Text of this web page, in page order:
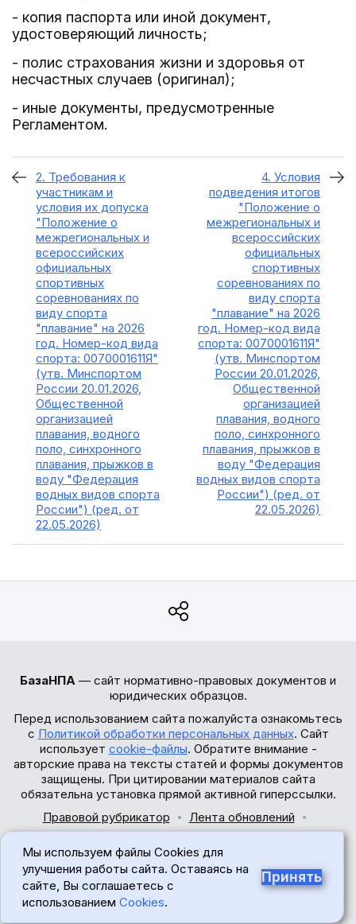
- копия паспорта или иной документ,
удостоверяющий личность;
- полис страхования жизни и здоровья от
несчастных случаев (оригинал);
- иные документы, предусмотренные
Регламентом.
2. Требования к
участникам и
условия их допуска
"Положение о
межрегиональных и
всероссийских
официальных
спортивных
соревнованиях по
виду спорта
"плавание" на 2026
год. Номер-код вида
спорта: 0070001611Я"
(утв. Минспортом
России 20.01.2026,
Общественной
организацией
плавания, водного
поло, синхронного
плавания, прыжков в
воду "Федерация
водных видов спорта
России") (ред. от
22.05.2026)
4. Условия
подведения итогов
"Положение о
межрегиональных и
всероссийских
официальных
спортивных
соревнованиях по
виду спорта
"плавание" на 2026
год. Номер-код вида
спорта: 0070001611Я"
(утв. Минспортом
России 20.01.2026,
Общественной
организацией
плавания, водного
поло, синхронного
плавания, прыжков в
воду "Федерация
водных видов спорта
России") (ред. от
22.05.2026)
БазаНПА — сайт нормативно-правовых документов и
юридических образцов.
Перед использованием сайта пожалуйста ознакомьтесь
с Политикой обработки персональных данных. Сайт
использует cookie-файлы. Обратите внимание -
авторские права на тексты статей и формы документов
защищены. При цитировании материалов сайта
обязательна установка прямой активной гиперссылки.
Правовой рубрикатор
Лента обновлений
© 2017-2026
18+
Мы используем файлы Cookies для
улучшения работы сайта. Оставаясь на
сайте, Вы соглашаетесь с
использованием Cookies.
Принять